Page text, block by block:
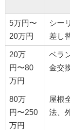
5万円〜
20万円
シー
差し
20万
円〜80
万円
ベラ
金交
80万
円〜250
万円
屋根
法、